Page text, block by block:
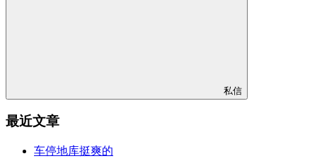
私信
最近文章
车停地库挺爽的